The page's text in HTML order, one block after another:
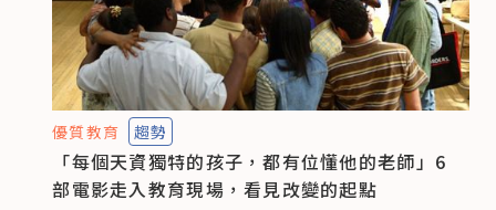
優質教育 趨勢
「每個天資獨特的孩子，都有位懂他的老師」6
部電影走入教育現場，看見改變的起點